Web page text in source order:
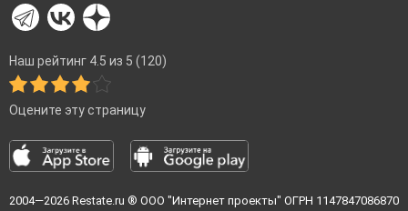
Наш рейтинг 4.5 из 5 (120)
Оцените эту страницу
2004—2026 Restate.ru ® ООО "Интернет проекты" ОГРН 1147847086870